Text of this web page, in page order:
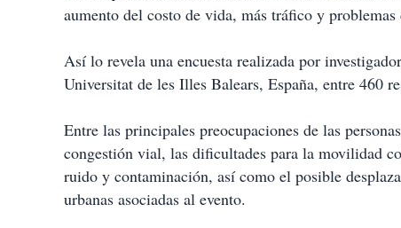
aumento del costo de vida, más tráfico y
Así lo revela una encuesta realizada por
Universitat de les Illes Balears, España, entre 460
Entre las principales preocupaciones de las
congestión vial, las dificultades para la movilidad
ruido y contaminación, así como el posible
urbanas asociadas al evento.